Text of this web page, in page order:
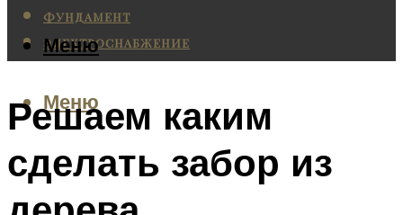
ФУНДАМЕНТ
ЭЛЕКТРОСНАБЖЕНИЕ
Меню
Меню
Решаем каким
сделать забор из